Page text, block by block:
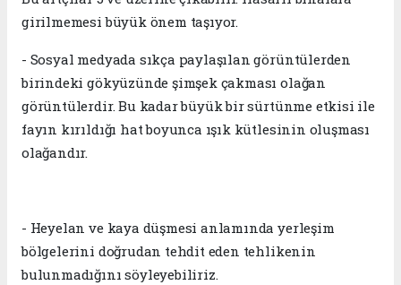
girilmemesi büyük önem taşıyor.
- Sosyal medyada sıkça paylaşılan görüntülerden
birindeki gökyüzünde şimşek çakması olağan
görüntülerdir. Bu kadar büyük bir sürtünme etkisi ile
fayın kırıldığı hat boyunca ışık kütlesinin oluşması
olağandır.
- Heyelan ve kaya düşmesi anlamında yerleşim
bölgelerini doğrudan tehdit eden tehlikenin
bulunmadığını söyleyebiliriz.